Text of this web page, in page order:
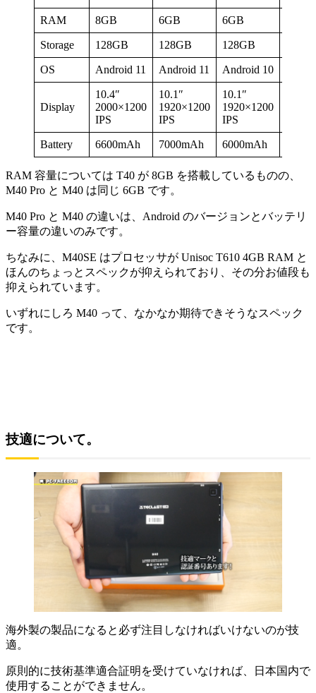
RAM 8GB 6GB 6GB
Storage 128GB 128GB 128GB
OS Android 11 Android 11 Android 10
Display
10.4″
2000×1200
IPS
10.1″
1920×1200
IPS
10.1″
1920×1200
IPS
Battery 6600mAh 7000mAh 6000mAh
RAM 容量については T40 が 8GB を搭載しているものの、
M40 Pro と M40 は同じ 6GB です。
M40 Pro と M40 の違いは、Android のバージョンとバッテリ
ー容量の違いのみです。
ちなみに、M40SE はプロセッサが Unisoc T610 4GB RAM と
ほんのちょっとスペックが抑えられており、その分お値段も
抑えられています。
いずれにしろ M40 って、なかなか期待できそうなスペック
です。
技適について。
海外製の製品になると必ず注目しなければいけないのが技
適。
原則的に技術基準適合証明を受けていなければ、日本国内で
使用することができません。